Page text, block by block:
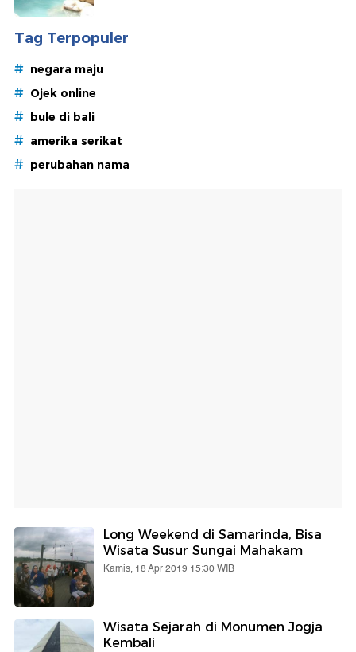
Tag Terpopuler
# negara maju
# Ojek online
# bule di bali
# amerika serikat
# perubahan nama
Long Weekend di Samarinda, Bisa
Wisata Susur Sungai Mahakam
Kamis, 18 Apr 2019 15:30 WIB
Wisata Sejarah di Monumen Jogja
Kembali